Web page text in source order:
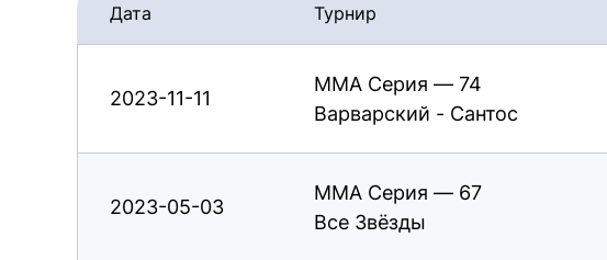
Дата Турнир
2023-11-11
ММА Серия — 74
Варварский - Сантос
2023-05-03
ММА Серия — 67
Все Звёзды